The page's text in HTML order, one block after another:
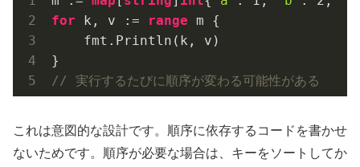
for k, v := range m {
    fmt.Println(k, v)
// 実行するたびに順序が変わる可能性がある
これは意図的な設計です。順序に依存するコードを書かせ
ないためです。順序が必要な場合は、キーをソートしてか